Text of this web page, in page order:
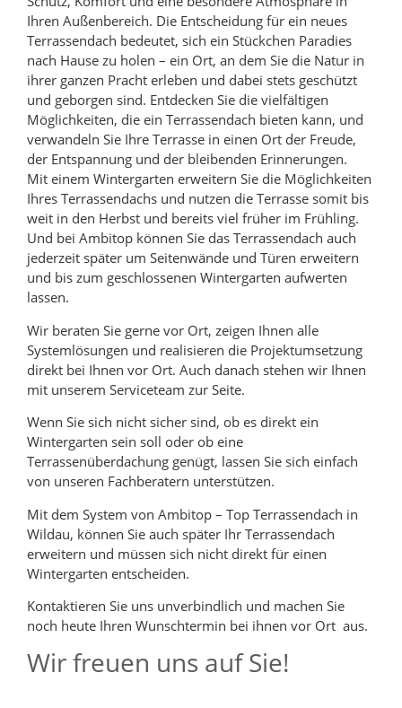
Ihren Außenbereich. Die Entscheidung für ein neues
Terrassendach bedeutet, sich ein Stückchen Paradies
nach Hause zu holen – ein Ort, an dem Sie die Natur in
ihrer ganzen Pracht erleben und dabei stets geschützt
und geborgen sind. Entdecken Sie die vielfältigen
Möglichkeiten, die ein Terrassendach bieten kann, und
verwandeln Sie Ihre Terrasse in einen Ort der Freude,
der Entspannung und der bleibenden Erinnerungen.
Mit einem Wintergarten erweitern Sie die Möglichkeiten
Ihres Terrassendachs und nutzen die Terrasse somit bis
weit in den Herbst und bereits viel früher im Frühling.
Und bei Ambitop können Sie das Terrassendach auch
jederzeit später um Seitenwände und Türen erweitern
und bis zum geschlossenen Wintergarten aufwerten
lassen.
Wir beraten Sie gerne vor Ort, zeigen Ihnen alle
Systemlösungen und realisieren die Projektumsetzung
direkt bei Ihnen vor Ort. Auch danach stehen wir Ihnen
mit unserem Serviceteam zur Seite.
Wenn Sie sich nicht sicher sind, ob es direkt ein
Wintergarten sein soll oder ob eine
Terrassenüberdachung genügt, lassen Sie sich einfach
von unseren Fachberatern unterstützen.
Mit dem System von Ambitop – Top Terrassendach in
Wildau, können Sie auch später Ihr Terrassendach
erweitern und müssen sich nicht direkt für einen
Wintergarten entscheiden.
Kontaktieren Sie uns unverbindlich und machen Sie
noch heute Ihren Wunschtermin bei ihnen vor Ort aus.
Wir freuen uns auf Sie!